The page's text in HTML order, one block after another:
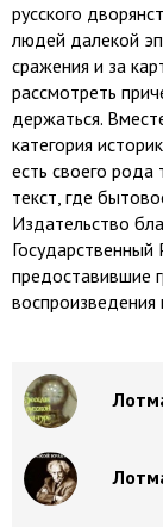
русского
людей далекой
сражения и за
рассмотреть
держаться.
категория
есть своего рода
текст, где
Издательство
Государственный
предоставившие